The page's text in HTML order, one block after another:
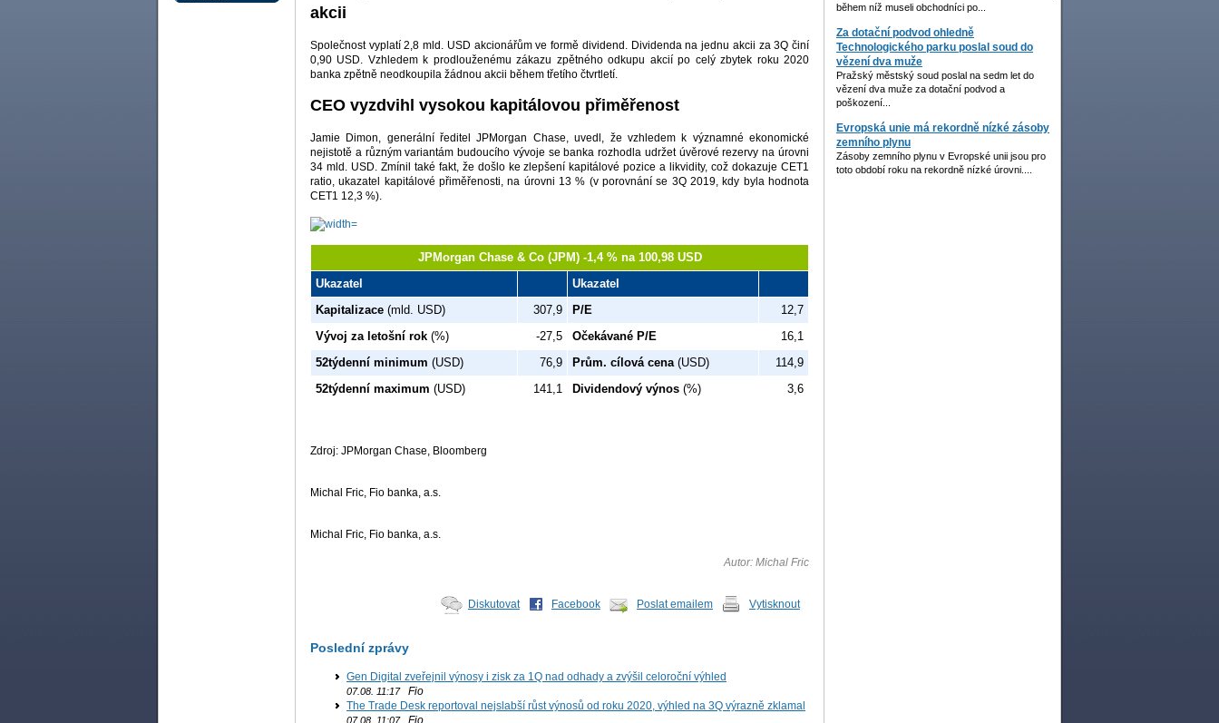
akcii
Společnost vyplatí 2,8 mld. USD akcionářům ve formě dividend. Dividenda na jednu akcii za 3Q činí
0,90 USD. Vzhledem k prodlouženému zákazu zpětného odkupu akcií po celý zbytek roku 2020
banka zpětně neodkoupila žádnou akcii během třetího čtvrtletí.
CEO vyzdvihl vysokou kapitálovou přiměřenost
Jamie Dimon, generální ředitel JPMorgan Chase, uvedl, že vzhledem k významné ekonomické
nejistotě a různým variantám budoucího vývoje se banka rozhodla udržet úvěrové rezervy na úrovni
34 mld. USD. Zmínil také fakt, že došlo ke zlepšení kapitálové pozice a likvidity, což dokazuje CET1
ratio, ukazatel kapitálové přiměřenosti, na úrovni 13 % (v porovnání se 3Q 2019, kdy byla hodnota
CET1 12,3 %).
JPMorgan Chase & Co (JPM) -1,4 % na 100,98 USD
Ukazatel
Ukazatel
Kapitalizace (mld. USD) 307,9 P/E
12,7
Vývoj za letošní rok (%) -27,5 Očekávané P/E
16,1
52týdenní minimum (USD) 76,9 Prům. cílová cena (USD)
114,9
52týdenní maximum (USD) 141,1 Dividendový výnos (%) 3,6
Zdroj: JPMorgan Chase, Bloomberg
Michal Fric, Fio banka, a.s.
Michal Fric, Fio banka, a.s.
Autor: Michal Fric
Diskutovat Facebook Poslat emailem Vytisknout
Poslední zprávy
Gen Digital zveřejnil výnosy i zisk za 1Q nad odhady a zvýšil celoroční výhled
07.08. 11:17Fio
The Trade Desk reportoval nejslabší růst výnosů od roku 2020, výhled na 3Q výrazně zklamal
07.08. 11:07Fio
během níž museli obchodníci po...
Za dotační podvod ohledně
Technologického parku poslal soud do
vězení dva muže
Pražský městský soud poslal na sedm let do
vězení dva muže za dotační podvod a
poškození...
Evropská unie má rekordně nízké zásoby
zemního plynu
Zásoby zemního plynu v Evropské unii jsou pro
toto období roku na rekordně nízké úrovni....